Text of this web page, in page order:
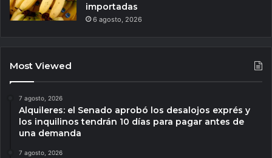
importadas
6 agosto, 2026
Most Viewed
7 agosto, 2026
Alquileres: el Senado aprobó los desalojos exprés y
los inquilinos tendrán 10 días para pagar antes de
una demanda
7 agosto, 2026